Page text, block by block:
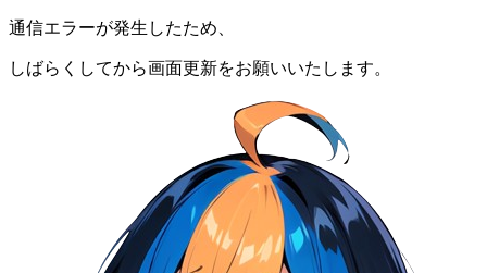
通信エラーが発生したため、
しばらくしてから画面更新をお願いいたします。